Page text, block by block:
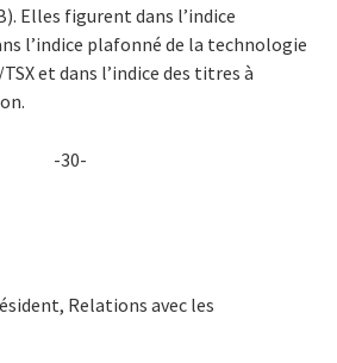
Elles figurent dans l’indice
l’indice plafonné de la technologie
et dans l’indice des titres à
-30-
Relations avec les